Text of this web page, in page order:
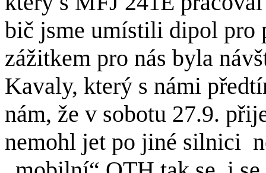
bič jsme umístili dipol pro
zážitkem pro nás byla
Kavaly, který s námi
nám, že v sobotu 27.9.
nemohl jet po jiné silnici